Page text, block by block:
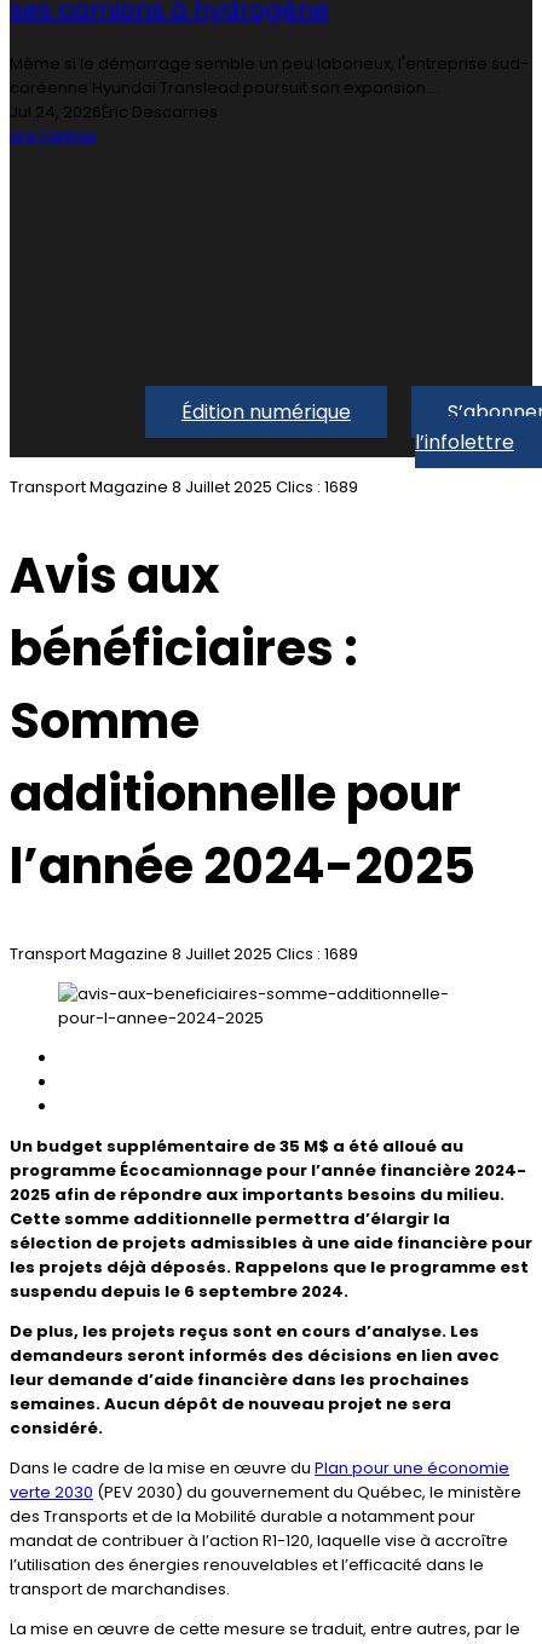
ses camions à hydrogène
Même si le démarrage semble un peu laborieux, l'entreprise sud-
coréenne Hyundai Translead poursuit son expansion....
Jul 24, 2026Éric Descarries
Lire l'article
Édition numérique
l’infolettre
Transport Magazine 8 Juillet 2025 Clics : 1689
Avis aux
bénéficiaires :
Somme
additionnelle pour
l’année 2024-2025
Transport Magazine 8 Juillet 2025 Clics : 1689
Un budget supplémentaire de 35 M$ a été alloué au
programme Écocamionnage pour l’année financière 2024-
2025 afin de répondre aux importants besoins du milieu.
Cette somme additionnelle permettra d’élargir la
sélection de projets admissibles à une aide financière pour
les projets déjà déposés. Rappelons que le programme est
suspendu depuis le 6 septembre 2024.
De plus, les projets reçus sont en cours d’analyse. Les
demandeurs seront informés des décisions en lien avec
leur demande d’aide financière dans les prochaines
semaines. Aucun dépôt de nouveau projet ne sera
considéré.
Dans le cadre de la mise en œuvre du Plan pour une économie
verte 2030 (PEV 2030) du gouvernement du Québec, le ministère
des Transports et de la Mobilité durable a notamment pour
mandat de contribuer à l’action R1-120, laquelle vise à accroître
l’utilisation des énergies renouvelables et l’efficacité dans le
transport de marchandises.
La mise en œuvre de cette mesure se traduit, entre autres, par le